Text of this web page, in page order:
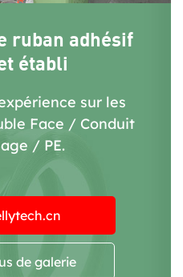
ruban adhésif
établi
sur les
Face / Conduit
/ PE.
de galerie